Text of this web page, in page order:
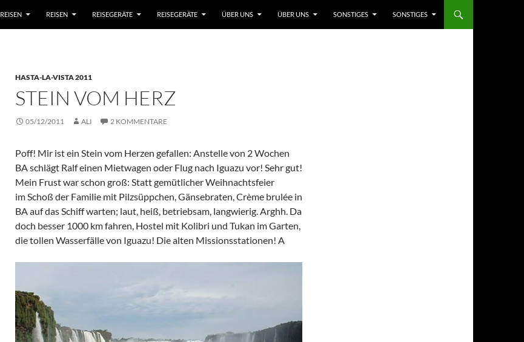
REISEN REISEN REISEGERÄTE REISEGERÄTE ÜBER UNS ÜBER UNS SONSTIGES SONSTIGES
HASTA-LA-VISTA 2011
STEIN VOM HERZ
05/12/2011 ALI 2 KOMMENTARE
Poff! Mir ist ein Stein vom Herzen gefallen: Anstelle von 2 Wochen
BA schlägt Ralf einen Mietwagen oder Flug nach Iguazu vor! Sehr gut!
Mein Frust war schon groß: Statt gemütlicher Weihnachtsfeier
im Schoß der Familie mit Pilzsüppchen, Gänsebraten, Crème brulée in
BA auf das Schiff warten; laut, heiß, betriebsam, langwierig. Arghh. Da
doch besser 1000 km fahren, Hostel mit Kolibri und Tukan im Garten,
die tollen Wasserfälle von Iguazu! Die alten Missionsstationen! A